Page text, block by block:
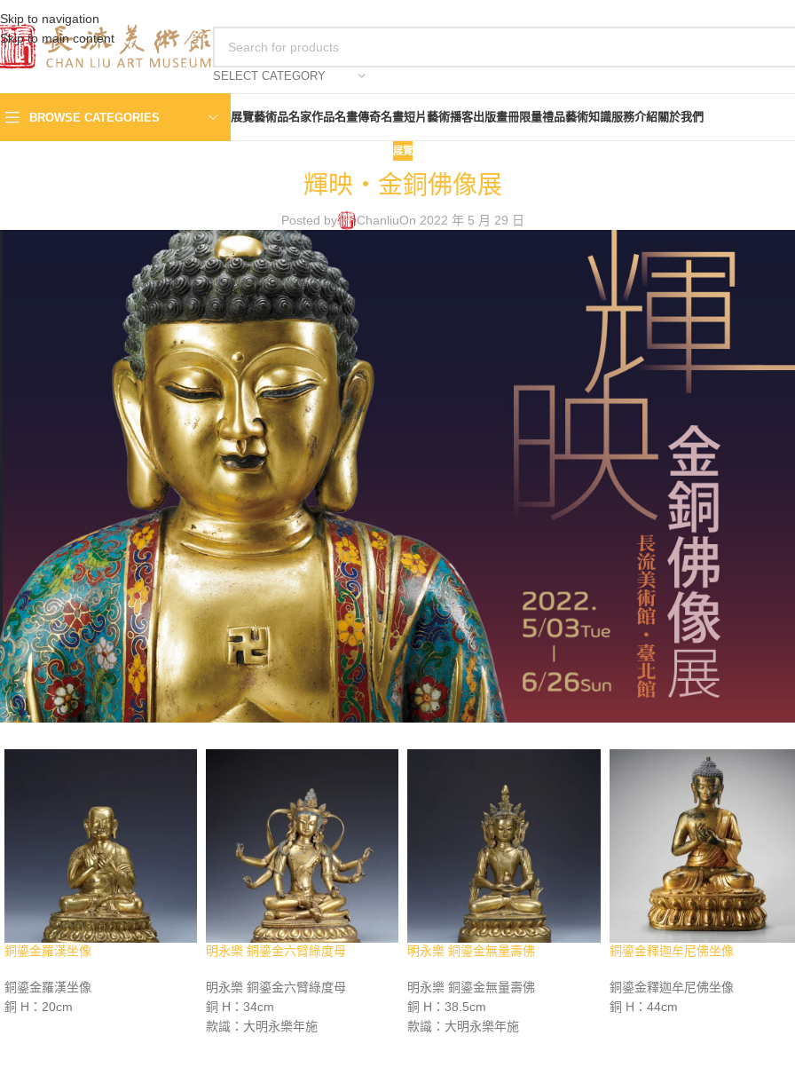
Skip to navigation
Skip to main content
SELECT CATEGORY
BROWSE CATEGORIES 展覽藝術品名家作品名畫傳奇名畫短片藝術播客出版畫冊限量禮品藝術知識服務介紹關於我們
展覽
輝映・金銅佛像展
Posted by ChanliuOn 2022 年 5 月 29 日
銅鎏金羅漢坐像
銅鎏金羅漢坐像
銅 H：20cm
明永樂 銅鎏金六臂綠度母
明永樂 銅鎏金六臂綠度母
銅 H：34cm
款識：大明永樂年施
明永樂 銅鎏金無量壽佛
明永樂 銅鎏金無量壽佛
銅 H：38.5cm
款識：大明永樂年施
銅鎏金釋迦牟尼佛坐像
銅鎏金釋迦牟尼佛坐像
銅 H：44cm